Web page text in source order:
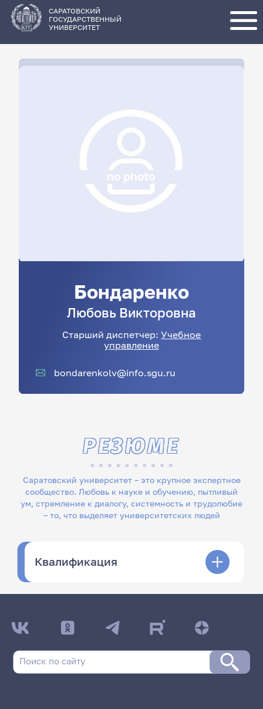
основному
содержанию
САРАТОВСКИЙ
ГОСУДАРСТВЕННЫЙ
УНИВЕРСИТЕТ
Бондаренко
Любовь Викторовна
Старший диспетчер: Учебное
управление
bondarenkolv@info.sgu.ru
Саратовский университет – это крупное экспертное
сообщество. Любовь к науке и обучению, пытливый
ум, стремление к диалогу, системность и трудолюбие
– то, что выделяет университетских людей
РЕЗЮМЕ
Квалификация